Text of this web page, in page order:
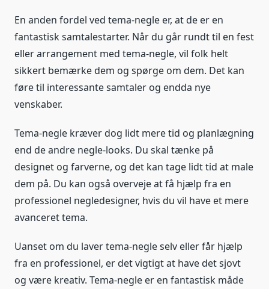
En anden fordel ved tema-negle er, at de er en
fantastisk samtalestarter. Når du går rundt til en fest
eller arrangement med tema-negle, vil folk helt
sikkert bemærke dem og spørge om dem. Det kan
føre til interessante samtaler og endda nye
venskaber.
Tema-negle kræver dog lidt mere tid og planlægning
end de andre negle-looks. Du skal tænke på
designet og farverne, og det kan tage lidt tid at male
dem på. Du kan også overveje at få hjælp fra en
professionel negledesigner, hvis du vil have et mere
avanceret tema.
Uanset om du laver tema-negle selv eller får hjælp
fra en professionel, er det vigtigt at have det sjovt
og være kreativ. Tema-negle er en fantastisk måde